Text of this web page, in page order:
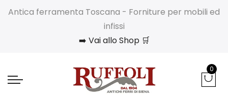
Antica ferramenta Toscana - Forniture per mobili ed
infissi
➡️ Vai allo Shop 🛒
0